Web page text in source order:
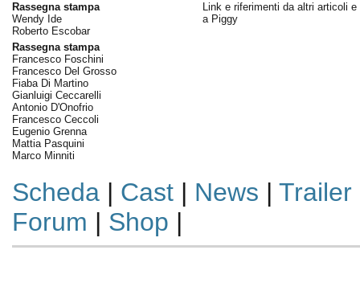
Rassegna stampa
Wendy Ide
Roberto Escobar
Rassegna stampa
Francesco Foschini
Francesco Del Grosso
Fiaba Di Martino
Gianluigi Ceccarelli
Antonio D'Onofrio
Francesco Ceccoli
Eugenio Grenna
Mattia Pasquini
Marco Minniti
Link e riferimenti da altri articoli e
a Piggy
Scheda| Cast| News | Trailer
Forum | Shop |